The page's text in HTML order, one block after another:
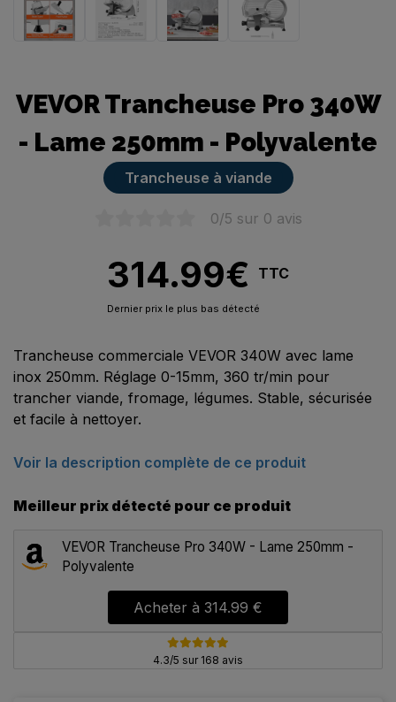
VEVOR Trancheuse Pro 340W
- Lame 250mm - Polyvalente
Trancheuse à viande
0/5 sur 0 avis
314.99€ TTC
Dernier prix le plus bas détecté
Trancheuse commerciale VEVOR 340W avec lame
inox 250mm. Réglage 0-15mm, 360 tr/min pour
trancher viande, fromage, légumes. Stable, sécurisée
et facile à nettoyer.
Voir la description complète de ce produit
Meilleur prix détecté pour ce produit
VEVOR Trancheuse Pro 340W - Lame 250mm -
Polyvalente
Acheter à 314.99 €
4.3/5 sur 168 avis